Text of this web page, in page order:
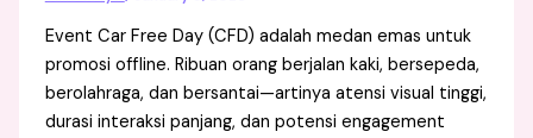
Event Car Free Day (CFD) adalah medan emas untuk
promosi offline. Ribuan orang berjalan kaki, bersepeda,
berolahraga, dan bersantai—artinya atensi visual tinggi,
durasi interaksi panjang, dan potensi engagement